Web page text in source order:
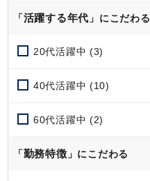
「活躍する年代 」にこだわる
20代活躍中 (3)
40代活躍中 (10)
60代活躍中 (2)
「勤務特徴 」にこだわる